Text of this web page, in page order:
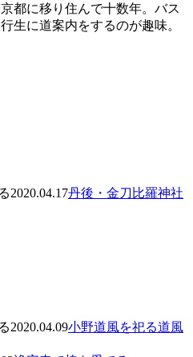
都に移り住んで十数年。バス
生に道案内をするのが趣味。
2020.04.17丹後・金刀比羅神社
2020.04.09小野道風を祀る道風